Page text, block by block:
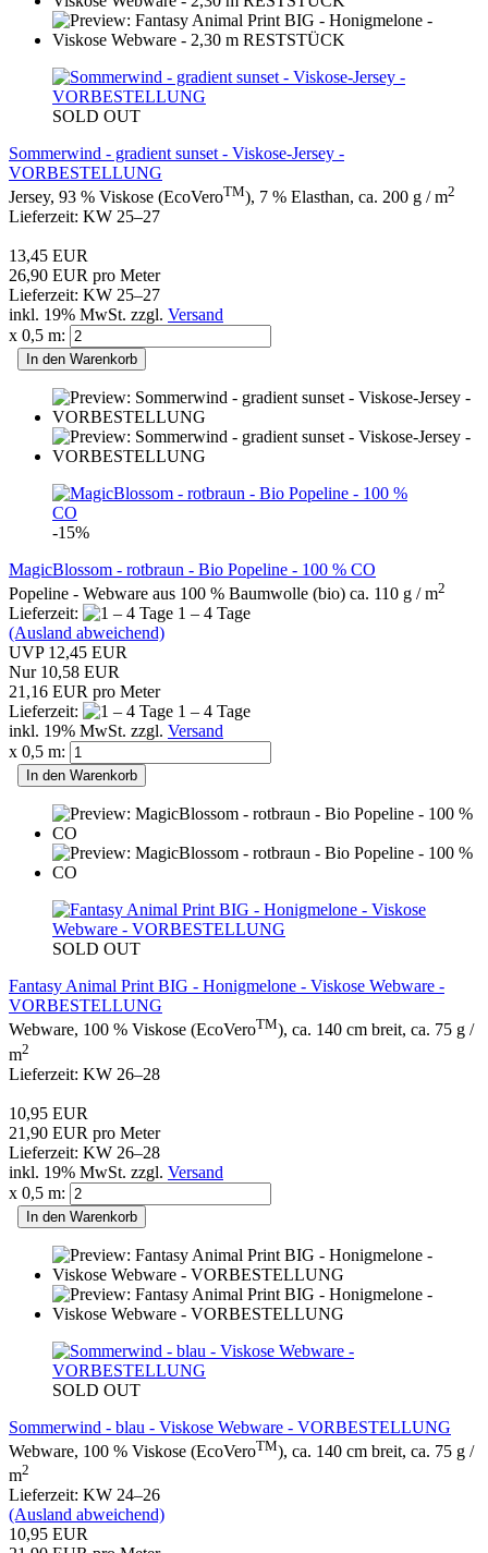
SOLD OUT
Sommerwind - gradient sunset - Viskose-Jersey -
VORBESTELLUNG
Jersey, 93 % Viskose (EcoVeroTM), 7 % Elasthan, ca. 200 g / m2
Lieferzeit: KW 25–27
13,45 EUR
26,90 EUR pro Meter
Lieferzeit: KW 25–27
inkl. 19% MwSt. zzgl. Versand
x 0,5 m:
In den Warenkorb
-15%
MagicBlossom - rotbraun - Bio Popeline - 100 % CO
Popeline - Webware aus 100 % Baumwolle (bio) ca. 110 g / m2
Lieferzeit:
1 – 4 Tage
(Ausland abweichend)
UVP 12,45 EUR
Nur 10,58 EUR
21,16 EUR pro Meter
Lieferzeit:
1 – 4 Tage
inkl. 19% MwSt. zzgl. Versand
x 0,5 m:
In den Warenkorb
SOLD OUT
Fantasy Animal Print BIG - Honigmelone - Viskose Webware -
VORBESTELLUNG
Webware, 100 % Viskose (EcoVeroTM), ca. 140 cm breit, ca. 75 g /
m2
Lieferzeit: KW 26–28
10,95 EUR
21,90 EUR pro Meter
Lieferzeit: KW 26–28
inkl. 19% MwSt. zzgl. Versand
x 0,5 m:
In den Warenkorb
SOLD OUT
Sommerwind - blau - Viskose Webware - VORBESTELLUNG
Webware, 100 % Viskose (EcoVeroTM), ca. 140 cm breit, ca. 75 g /
m2
Lieferzeit: KW 24–26
(Ausland abweichend)
10,95 EUR